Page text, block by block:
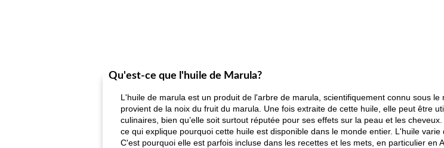
Qu'est-ce que l'huile de Marula?
L'huile de marula est un produit de l'arbre de marula, scientifiquement connu sous
provient de la noix du fruit du marula. Une fois extraite de cette huile, elle peut être
culinaires, bien qu’elle soit surtout réputée pour ses effets sur la peau et les
ce qui explique pourquoi cette huile est disponible dans le monde entier. L'huile
C'est pourquoi elle est parfois incluse dans les recettes et les mets, en particulier